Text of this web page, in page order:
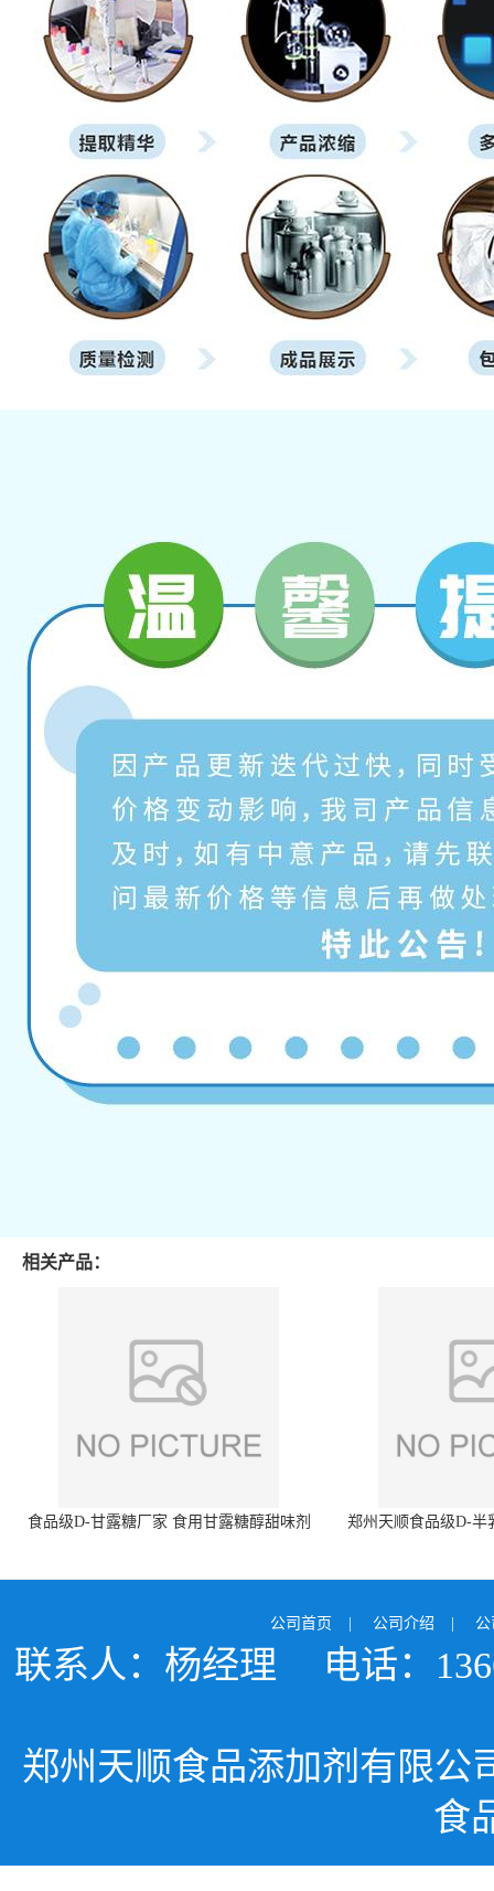
相关产品：
食品级D-甘露糖厂家 食用甘露糖醇甜味剂
郑州天顺食品级D-半
公司首页 | 公司介绍 |
联系人：杨经理 电话：
郑州天顺食品添加剂有限公
食